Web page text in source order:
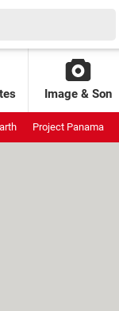
Image & Son
Project Panama